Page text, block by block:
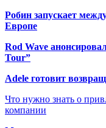
Робин запускает
Европе
Rod Wave
Tour”
Adele готовит
Что нужно знать о
компании